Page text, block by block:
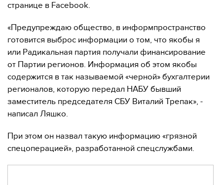
странице в Facebook.
«Предупреждаю общество, в информпространство
готовится выброс информации о том, что якобы я
или Радикальная партия получали финансирование
от Партии регионов. Информация об этом якобы
содержится в так называемой «черной» бухгалтерии
регионалов, которую передал НАБУ бывший
заместитель председателя СБУ Виталий Трепак», -
написал Ляшко.
При этом он назвал такую информацию «грязной
спецоперацией», разработанной спецслужбами.